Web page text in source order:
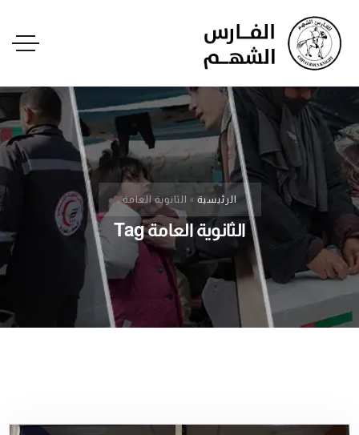
الرئيسية » الثانوية العامة
الثانوية العامة Tag